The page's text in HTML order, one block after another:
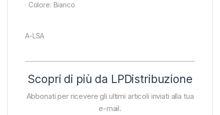
· Colore: Bianco
A-LSA
Scopri di più da LPDistribuzione
Abbonati per ricevere gli ultimi articoli inviati alla tua
e-mail.